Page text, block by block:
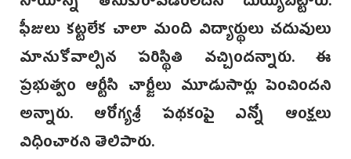
ఫీజులు కట్టలేక చాలా మంది విద్యార్థులు చదువులు
మానుకోవాల్సిన పరిస్థితి వచ్చిందన్నారు. ఈ
ప్రభుత్వం ఆర్టీసి చార్జీలు మూడుసార్లు పెంచిందని
అన్నారు. ఆరోగ్యశ్రీ పథకంపై ఎన్నో ఆంక్షలు
విధించారని తెలిపారు.